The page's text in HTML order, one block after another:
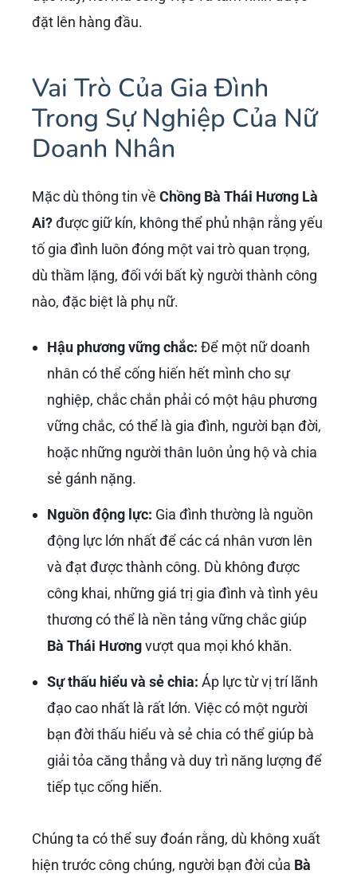
đặt lên hàng đầu.
Vai Trò Của Gia Đình
Trong Sự Nghiệp Của Nữ
Doanh Nhân
Mặc dù thông tin về Chồng Bà Thái Hương Là
Ai?được giữ kín, không thể phủ nhận rằng yếu
tố gia đình luôn đóng một vai trò quan trọng,
dù thầm lặng, đối với bất kỳ người thành công
nào, đặc biệt là phụ nữ.
Hậu phương vững chắc: Để một nữ doanh
nhân có thể cống hiến hết mình cho sự
nghiệp, chắc chắn phải có một hậu phương
vững chắc, có thể là gia đình, người bạn đời,
hoặc những người thân luôn ủng hộ và chia
sẻ gánh nặng.
Nguồn động lực: Gia đình thường là nguồn
động lực lớn nhất để các cá nhân vươn lên
và đạt được thành công. Dù không được
công khai, những giá trị gia đình và tình yêu
thương có thể là nền tảng vững chắc giúp
Bà Thái Hươngvượt qua mọi khó khăn.
Sự thấu hiểu và sẻ chia: Áp lực từ vị trí lãnh
đạo cao nhất là rất lớn. Việc có một người
bạn đời thấu hiểu và sẻ chia có thể giúp bà
giải tỏa căng thẳng và duy trì năng lượng để
tiếp tục cống hiến.
Chúng ta có thể suy đoán rằng, dù không xuất
hiện trước công chúng, người bạn đời của Bà